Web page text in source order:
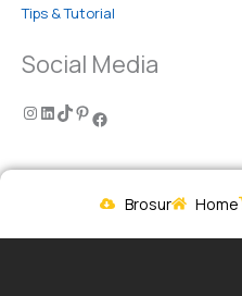
Tips & Tutorial
Social Media
Brosur Home